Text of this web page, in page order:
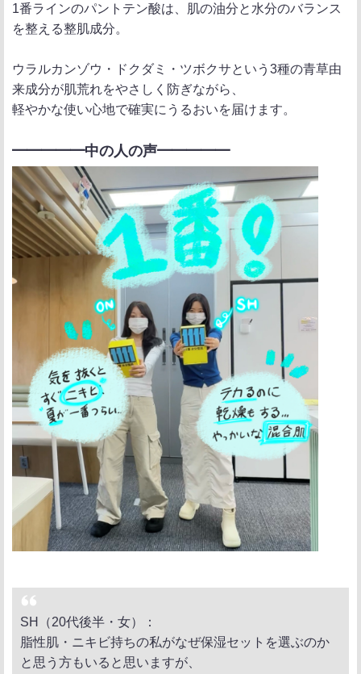
1番ラインのパントテン酸は、肌の油分と水分のバランス
を整える整肌成分。
ウラルカンゾウ・ドクダミ・ツボクサという3種の青草由
来成分が肌荒れをやさしく防ぎながら、
軽やかな使い心地で確実にうるおいを届けます。
━━━━━中の人の声━━━━━
SH（20代後半・女）：
脂性肌・ニキビ持ちの私がなぜ保湿セットを選ぶのか
と思う方もいると思いますが、